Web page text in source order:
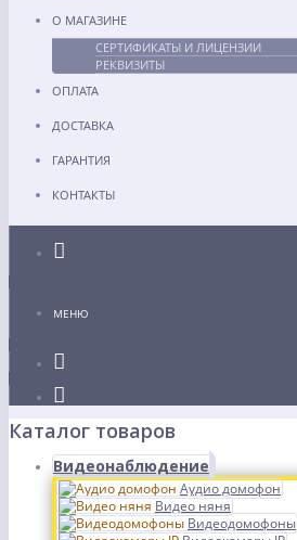
О МАГАЗИНЕ
СЕРТИФИКАТЫ И ЛИЦЕНЗИИ
РЕКВИЗИТЫ
ОПЛАТА
ДОСТАВКА
ГАРАНТИЯ
КОНТАКТЫ
МЕНЮ
Каталог товаров
Видеонаблюдение
Аудио домофон
Видео няня
Видеодомофоны